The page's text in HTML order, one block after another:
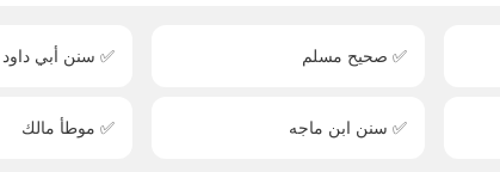
✅ صحيح مسلم ✅ سنن أبي داود
✅ سنن ابن ماجه ✅ موطأ مالك